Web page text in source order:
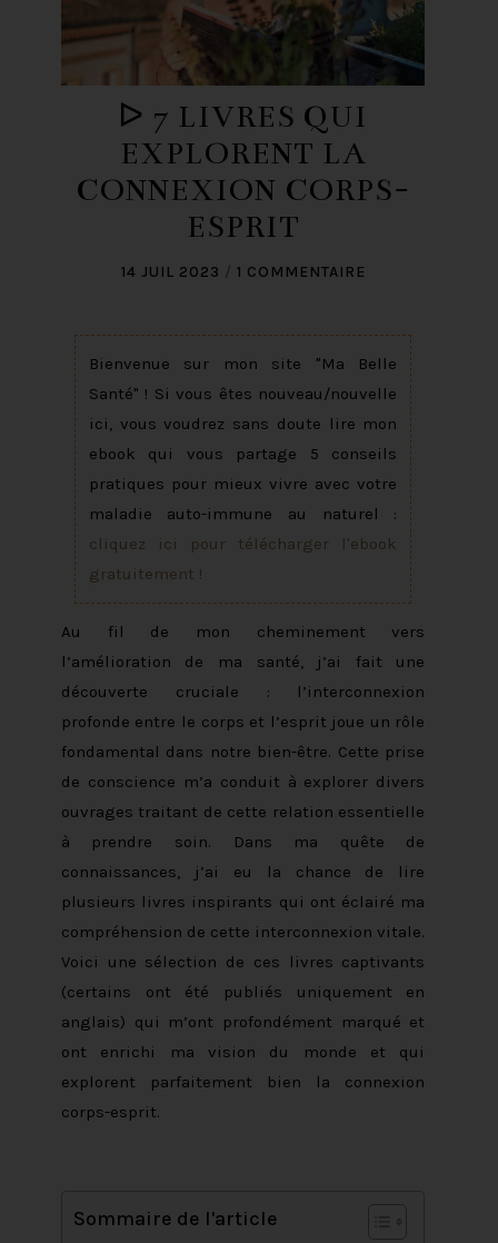
ᐅ 7 LIVRES QUI
EXPLORENT LA
CONNEXION CORPS-
ESPRIT
14 JUIL 2023 / 1 COMMENTAIRE
Bienvenue sur mon site "Ma Belle
Santé" ! Si vous êtes nouveau/nouvelle
ici, vous voudrez sans doute lire mon
ebook qui vous partage 5 conseils
pratiques pour mieux vivre avec votre
maladie auto-immune au naturel :
cliquez ici pour télécharger l'ebook
gratuitement !
Au fil de mon cheminement vers
l’amélioration de ma santé, j’ai fait une
découverte cruciale : l’interconnexion
profonde entre le corps et l’esprit joue un rôle
fondamental dans notre bien-être. Cette prise
de conscience m’a conduit à explorer divers
ouvrages traitant de cette relation essentielle
à prendre soin. Dans ma quête de
connaissances, j’ai eu la chance de lire
plusieurs livres inspirants qui ont éclairé ma
compréhension de cette interconnexion vitale.
Voici une sélection de ces livres captivants
(certains ont été publiés uniquement en
anglais) qui m’ont profondément marqué et
ont enrichi ma vision du monde et qui
explorent parfaitement bien la connexion
corps-esprit.
Sommaire de l'article